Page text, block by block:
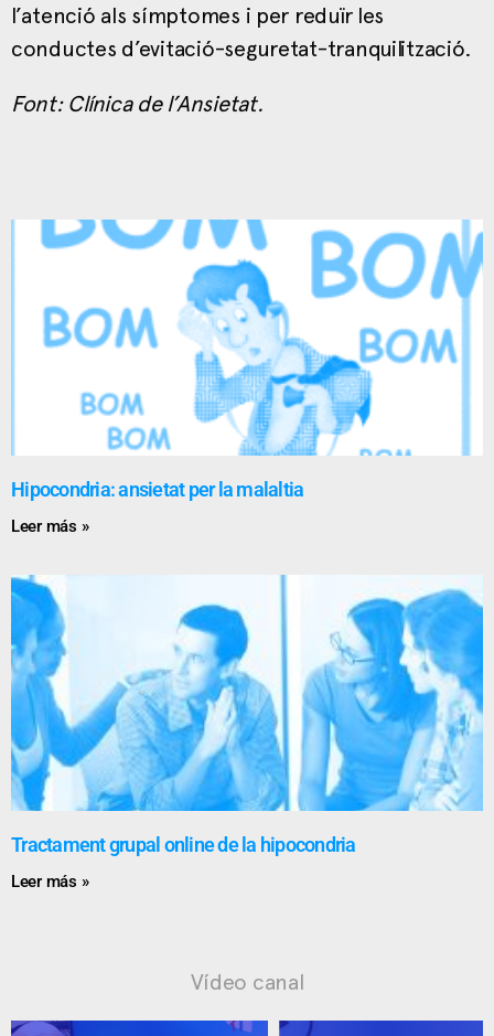
l’atenció als símptomes i per reduïr les
conductes d’evitació-seguretat-tranquilització.
Font: Clínica de l’Ansietat.
Hipocondria: ansietat per la malaltia
Leer más »
Tractament grupal online de la hipocondria
Leer más »
Vídeo canal